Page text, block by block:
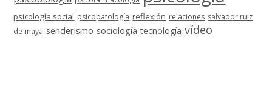
psicología social psicopatología reflexión relaciones salvador ruiz
de maya senderismo sociología tecnología vídeo